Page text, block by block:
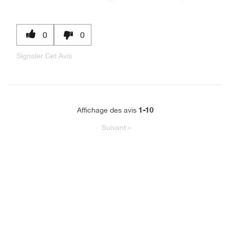
0 0
Signaler Cet Avis
Affichage des avis 1-10
Suivant »